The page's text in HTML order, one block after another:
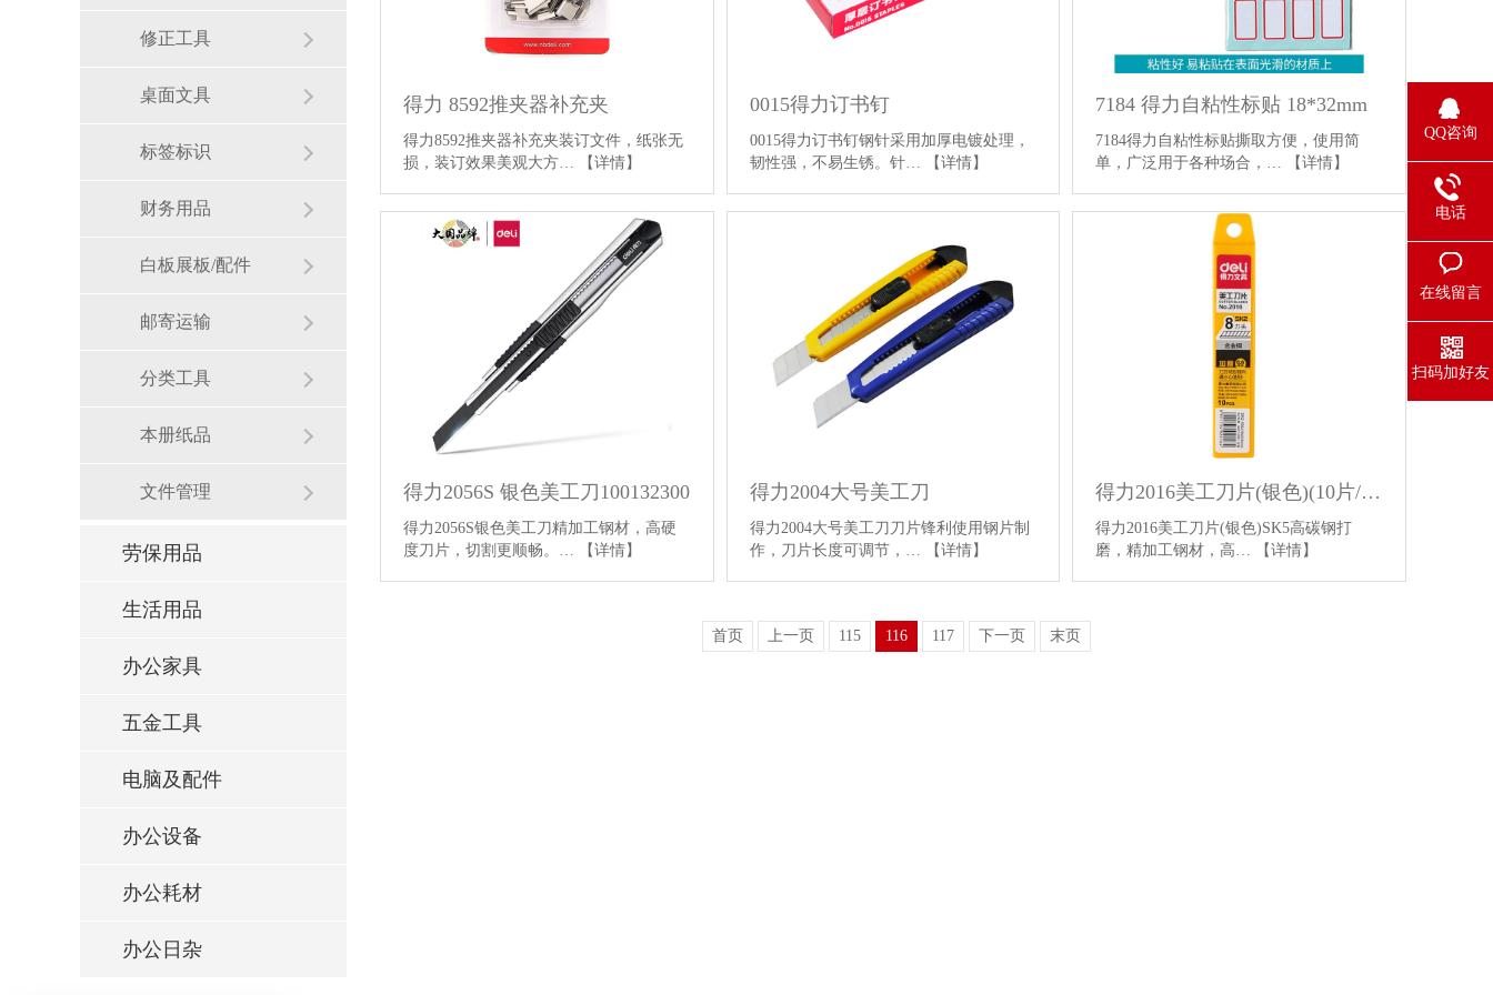
修正工具
桌面文具
标签标识
财务用品
白板展板/配件
邮寄运输
分类工具
本册纸品
文件管理
劳保用品
生活用品
办公家具
五金工具
电脑及配件
办公设备
办公耗材
办公日杂
得力 8592推夹器补充夹
得力8592推夹器补充夹装订文件，纸张无
损，装订效果美观大方…
【详情】
0015得力订书钉
0015得力订书钉钢针采用加厚电镀处理，
韧性强，不易生锈。针…
【详情】
7184 得力自粘性标贴 18*32mm
7184得力自粘性标贴撕取方便，使用简
单，广泛用于各种场合，…
【详情】
得力2056S 银色美工刀100132300
得力2056S银色美工刀精加工钢材，高硬
度刀片，切割更顺畅。…
【详情】
得力2004大号美工刀
得力2004大号美工刀刀片锋利使用钢片制
作，刀片长度可调节，…
【详情】
得力2016美工刀片(银色)(10片/盒)
得力2016美工刀片(银色)SK5高碳钢打
磨，精加工钢材，高…
【详情】
首页 上一页 115 116 117 下一页 末页
QQ咨询
电话
在线留言
扫码加好友